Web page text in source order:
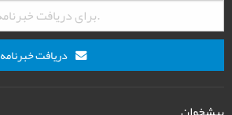
دریافت خبرنامه